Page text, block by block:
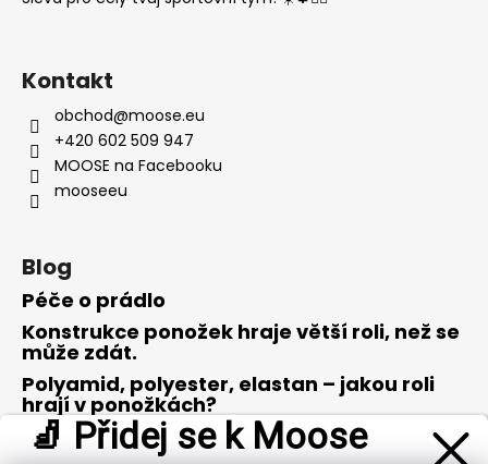
Kontakt
obchod@moose.eu
+420 602 509 947
MOOSE na Facebooku
mooseeu
Blog
Péče o prádlo
Konstrukce ponožek hraje větší roli, než se
může zdát.
Polyamid, polyester, elastan – jakou roli
hrají v ponožkách?
Merino vlna – opravdu zázrak přírody?
🧦 Přidej se k Moose